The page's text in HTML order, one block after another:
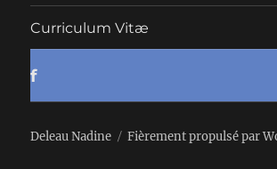
Curriculum Vitæ
f
Deleau Nadine Fièrement propulsé par